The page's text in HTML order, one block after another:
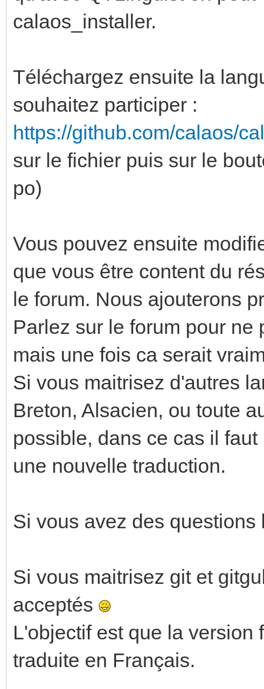
calaos_installer.
Téléchargez ensuite la
souhaitez participer :
https://github.com/calaos/
sur le fichier puis sur le
po)
Vous pouvez ensuite
que vous être content du
le forum. Nous ajouterons
Parlez sur le forum pour
mais une fois ca serait
Si vous maitrisez d'autres
Breton, Alsacien, ou toute
possible, dans ce cas il
une nouvelle traduction.
Si vous avez des
Si vous maitrisez git et
acceptés
L'objectif est que la
traduite en Français.